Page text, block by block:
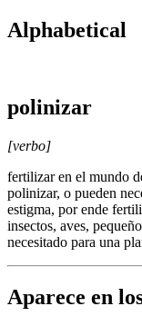
Alphabetical
polinizar
[verbo]
fertilizar en el mundo
polinizar, o pueden
estigma, por ende
insectos, aves,
necesitado para una
Aparece en